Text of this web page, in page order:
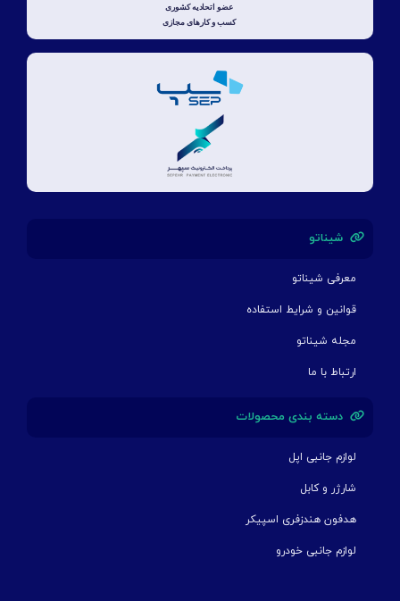
شیناتو
معرفی شیناتو
قوانین و شرایط استفاده
مجله شیناتو
ارتباط با ما
دسته بندی محصولات
لوازم جانبی اپل
شارژر و کابل
هدفون هندزفری اسپیکر
لوازم جانبی خودرو